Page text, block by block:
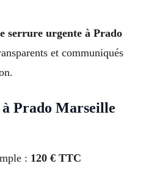
serrure urgente à Prado
et communiqués
Prado Marseille
: 120 € TTC